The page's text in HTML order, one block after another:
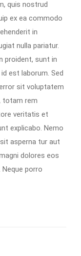
quis nostrud
ex ea commodo
in
nulla pariatur.
proident, sunt in
est laborum. Sed
sit voluptatem
totam rem
veritatis et
explicabo. Nemo
asperna tur aut
dolores eos
porro